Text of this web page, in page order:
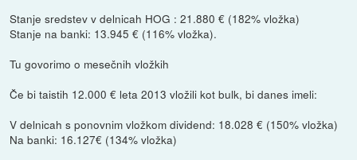
Stanje sredstev v delnicah HOG : 21.880 € (182% vložka)
Stanje na banki: 13.945 € (116% vložka).
Tu govorimo o mesečnih vložkih
Če bi taistih 12.000 € leta 2013 vložili kot bulk, bi danes imeli:
V delnicah s ponovnim vložkom dividend: 18.028 € (150% vložka)
Na banki: 16.127€ (134% vložka)